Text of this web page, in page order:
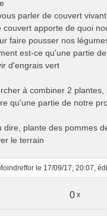
parler de couvert
couvert apporte de quoi
faire pousser nos
est-ce qu'une partie
d'engrais vert
à combiner 2 plantes,
qu'une partie de notre
dire, plante des pommes
le terrain
le 17/09/17, 20:07,
0 x